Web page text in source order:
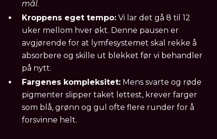
mål.
Kroppens eget tempo: Vi lar det gå 8 til 12
uker mellom hver økt. Denne pausen er
avgjørende for at lymfesystemet skal rekke å
absorbere og skille ut blekket før vi behandler
på nytt.
Fargenes kompleksitet: Mens svarte og røde
pigmenter slipper taket lettest, krever farger
som blå, grønn og gul ofte flere runder for å
forsvinne helt.